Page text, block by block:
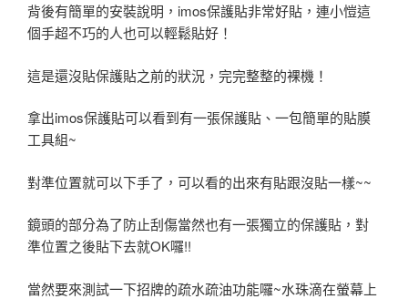
背後有簡單的安裝說明，imos保護貼非常好貼，連小愷這
個手超不巧的人也可以輕鬆貼好！
這是還沒貼保護貼之前的狀況，完完整整的裸機！
拿出imos保護貼可以看到有一張保護貼、一包簡單的貼膜
工具組~
對準位置就可以下手了，可以看的出來有貼跟沒貼一樣~~
鏡頭的部分為了防止刮傷當然也有一張獨立的保護貼，對
準位置之後貼下去就OK囉!!
當然要來測試一下招牌的疏水疏油功能囉~水珠滴在螢幕上